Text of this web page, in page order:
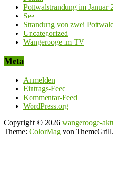
Pottwalstrandung im Januar
See
Strandung von zwei
Uncategorized
Wangerooge im TV
Meta
Anmelden
Eintrags-Feed
Kommentar-Feed
WordPress.org
Copyright © 2026 wangerooge-
Theme: ColorMag von